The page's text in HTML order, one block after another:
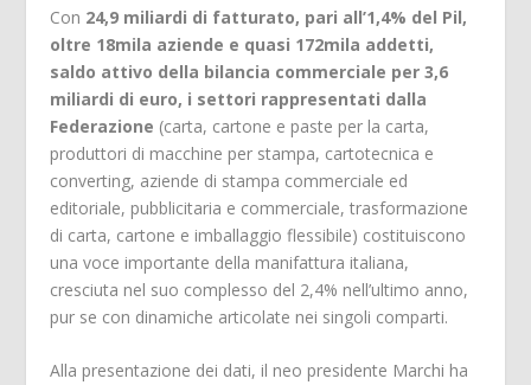
Con 24,9 miliardi di fatturato, pari all’1,4% del Pil,
oltre 18mila aziende e quasi 172mila addetti,
saldo attivo della bilancia commerciale per 3,6
miliardi di euro, i settori rappresentati dalla
Federazione (carta, cartone e paste per la carta,
produttori di macchine per stampa, cartotecnica e
converting, aziende di stampa commerciale ed
editoriale, pubblicitaria e commerciale, trasformazione
di carta, cartone e imballaggio flessibile) costituiscono
una voce importante della manifattura italiana,
cresciuta nel suo complesso del 2,4% nell’ultimo anno,
pur se con dinamiche articolate nei singoli comparti.
Alla presentazione dei dati, il neo presidente Marchi ha